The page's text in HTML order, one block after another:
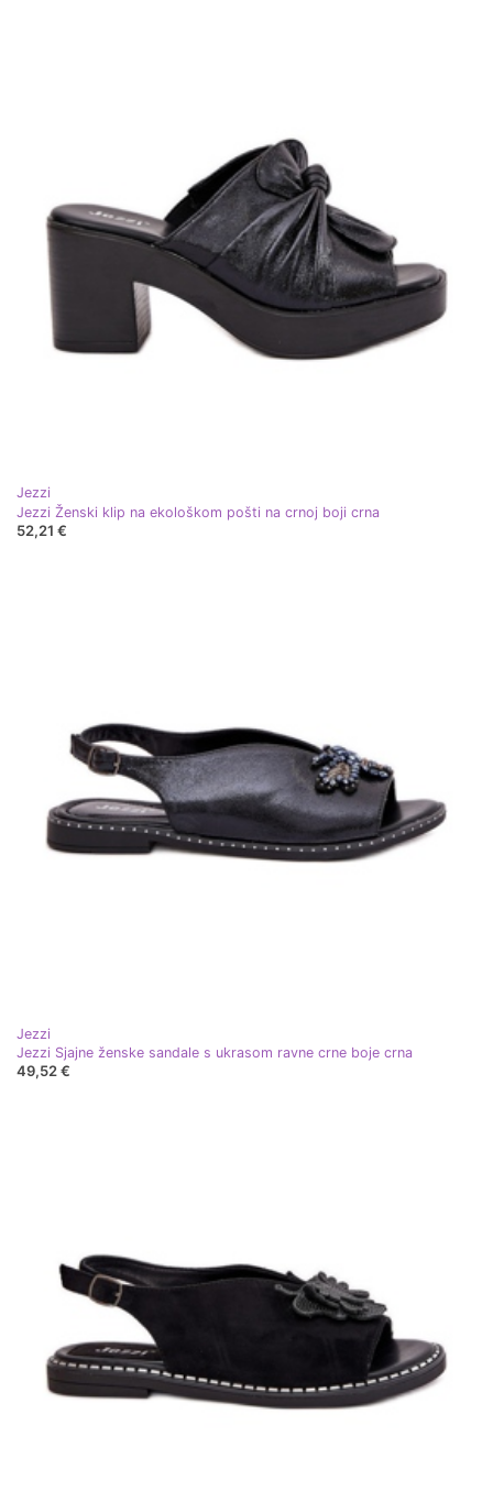
Jezzi
Jezzi Ženski klip na ekološkom pošti na crnoj boji crna
52,21 €
Jezzi
Jezzi Sjajne ženske sandale s ukrasom ravne crne boje crna
49,52 €